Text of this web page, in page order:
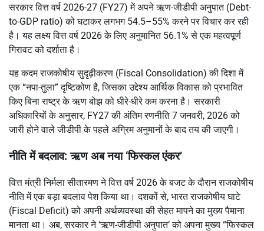
सरकार वित्त वर्ष 2026-27 (FY27) में अपने ऋण-जीडीपी अनुपात (Debt-
to-GDP ratio) को घटाकर लगभग 54.5–55% करने पर विचार कर रही
है। यह लक्ष्य वित्त वर्ष 2026 के लिए अनुमानित 56.1% से एक महत्वपूर्ण
गिरावट को दर्शाता है।
यह कदम राजकोषीय सुदृढ़ीकरण (Fiscal Consolidation) की दिशा में
एक “नपा-तुला” दृष्टिकोण है, जिसका उद्देश्य आर्थिक विकास को प्रभावित
किए बिना राष्ट्र के ऋण बोझ को धीरे-धीरे कम करना है। सरकारी
अधिकारियों के अनुसार, FY27 की अंतिम रणनीति 7 जनवरी, 2026 को
जारी होने वाले जीडीपी के पहले अग्रिम अनुमानों के बाद तय की जाएगी।
नीति में बदलाव: ऋण अब नया ‘फिस्कल एंकर’
वित्त मंत्री निर्मला सीतारमण ने वित्त वर्ष 2026 के बजट के दौरान राजकोषीय
नीति में एक बड़ा बदलाव पेश किया था। दशकों से, भारत राजकोषीय घाटे
(Fiscal Deficit) को अपनी अर्थव्यवस्था की सेहत मापने का मुख्य पैमाना
मानता था। अब, सरकार ने ‘ऋण-जीडीपी अनुपात’ को अपना मुख्य “फिस्कल